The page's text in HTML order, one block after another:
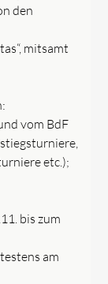
den
mitsamt
vom BdF
etc.);
bis zum
am